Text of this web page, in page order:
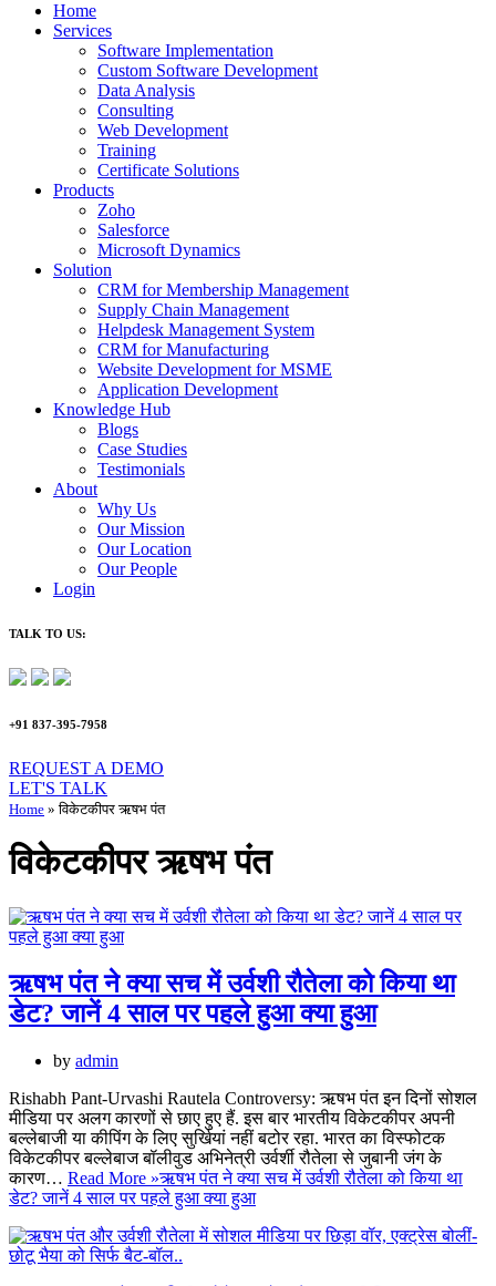
Home
Services
Software Implementation
Custom Software Development
Data Analysis
Consulting
Web Development
Training
Certificate Solutions
Products
Zoho
Salesforce
Microsoft Dynamics
Solution
CRM for Membership Management
Supply Chain Management
Helpdesk Management System
CRM for Manufacturing
Website Development for MSME
Application Development
Knowledge Hub
Blogs
Case Studies
Testimonials
About
Why Us
Our Mission
Our Location
Our People
Login
TALK TO US:
+91 837-395-7958
REQUEST A DEMO​
LET'S TALK
Home »विकेटकीपर ऋषभ पंत
विकेटकीपर ऋषभ पंत
ऋषभ पंत ने क्या सच में उर्वशी रौतेला को किया था
डेट? जानें 4 साल पर पहले हुआ क्या हुआ
by admin
Rishabh Pant-Urvashi Rautela Controversy: ऋषभ पंत इन दिनों सोशल
मीडिया पर अलग कारणों से छाए हुए हैं. इस बार भारतीय विकेटकीपर अपनी
बल्लेबाजी या कीपिंग के लिए सुर्खियां नहीं बटोर रहा. भारत का विस्फोटक
विकेटकीपर बल्लेबाज बॉलीवुड अभिनेत्री उर्वर्शी रौतेला से जुबानी जंग के
कारण… Read More »ऋषभ पंत ने क्या सच में उर्वशी रौतेला को किया था
डेट? जानें 4 साल पर पहले हुआ क्या हुआ